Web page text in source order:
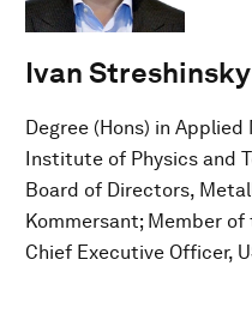
Ivan Streshinsky
Degree (Hons) in
Institute of Physics and
Board of Directors,
Kommersant; Member
Chief Executive Officer,